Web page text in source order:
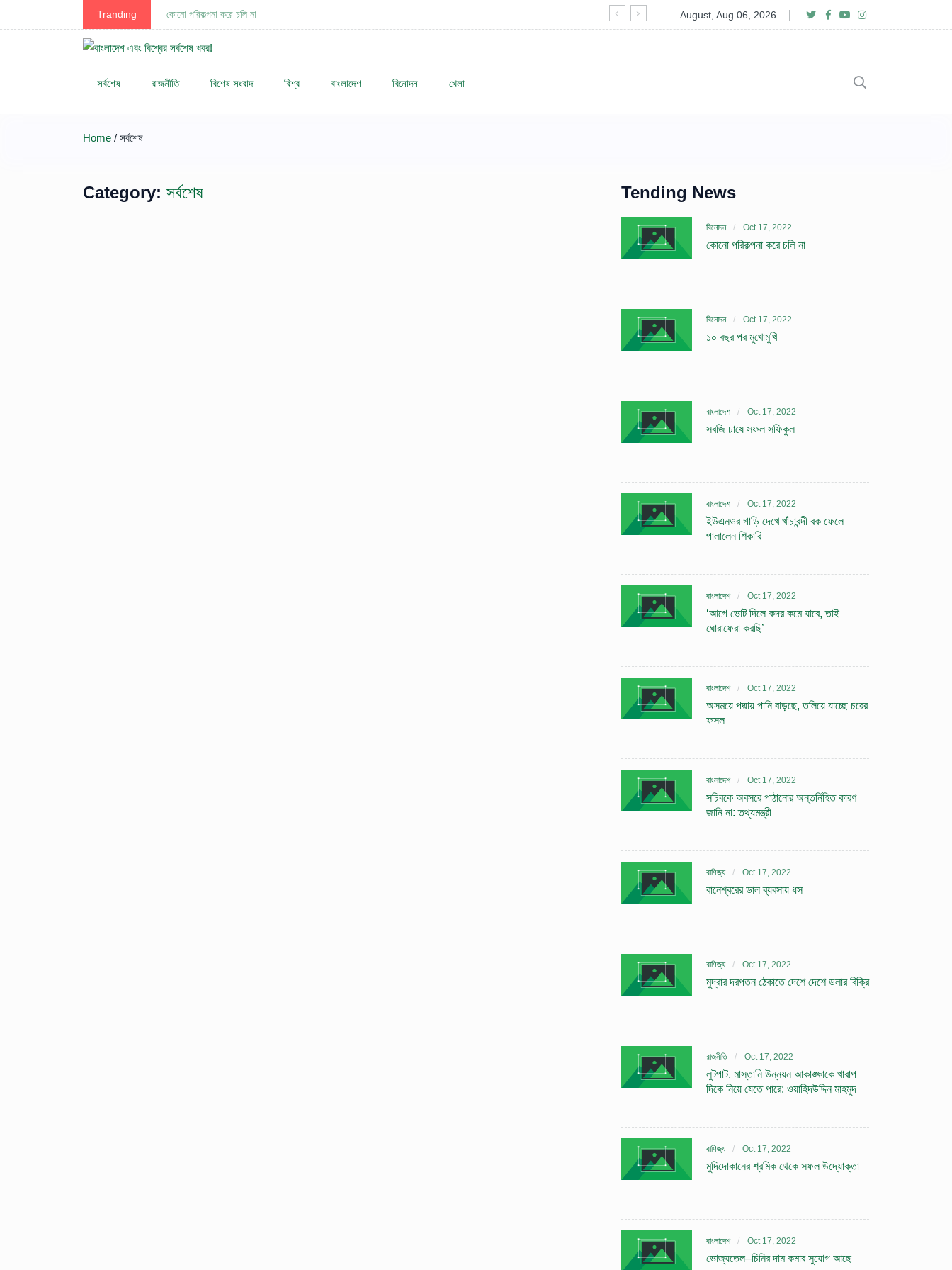
Tranding কোনো পরিকল্পনা করে চলি না ১০ বছর পর মুখোমুখি
August, Aug 06, 2026
সর্বশেষ রাজনীতি বিশেষ সংবাদ বিশ্ব বাংলাদেশ বিনোদন খেলা
Home / সর্বশেষ
Category: সর্বশেষ Tending News
বিনোদন Oct 17, 2022
কোনো পরিকল্পনা করে চলি না
বিনোদন Oct 17, 2022
১০ বছর পর মুখোমুখি
বাংলাদেশ Oct 17, 2022
সবজি চাষে সফল সফিকুল
বাংলাদেশ Oct 17, 2022
ইউএনওর গাড়ি দেখে খাঁচাবন্দী বক ফেলে
পালালেন শিকারি
বাংলাদেশ Oct 17, 2022
‘আগে ভোট দিলে কদর কমে যাবে, তাই
ঘোরাফেরা করছি’
বাংলাদেশ Oct 17, 2022
অসময়ে পদ্মায় পানি বাড়ছে, তলিয়ে যাচ্ছে চরের
ফসল
বাংলাদেশ Oct 17, 2022
সচিবকে অবসরে পাঠানোর অন্তর্নিহিত কারণ
জানি না: তথ্যমন্ত্রী
বাণিজ্য Oct 17, 2022
বানেশ্বরের ডাল ব্যবসায় ধস
বাণিজ্য Oct 17, 2022
মুদ্রার দরপতন ঠেকাতে দেশে দেশে ডলার বিক্রি
রাজনীতি Oct 17, 2022
লুটপাট, মাস্তানি উন্নয়ন আকাঙ্ক্ষাকে খারাপ
দিকে নিয়ে যেতে পারে: ওয়াহিদউদ্দিন মাহমুদ
বাণিজ্য Oct 17, 2022
মুদিদোকানের শ্রমিক থেকে সফল উদ্যোক্তা
বাংলাদেশ Oct 17, 2022
ভোজ্যতেল–চিনির দাম কমার সুযোগ আছে